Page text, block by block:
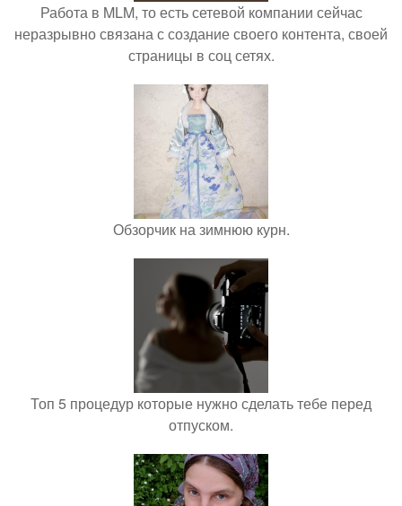
Работа в MLM, то есть сетевой компании сейчас
неразрывно связана с создание своего контента, своей
страницы в соц сетях.
Обзорчик на зимнюю курн.
Топ 5 процедур которые нужно сделать тебе перед
отпуском.